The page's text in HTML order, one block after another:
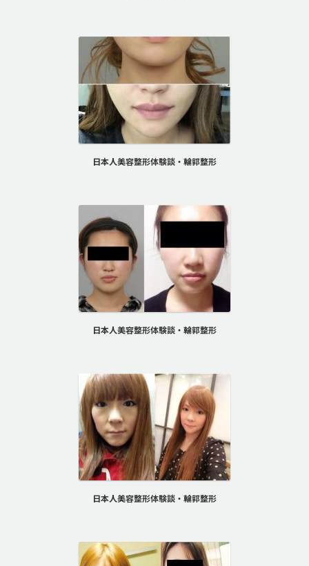
日本人美容整形体験談・輪郭整形
日本人美容整形体験談・輪郭整形
日本人美容整形体験談・輪郭整形